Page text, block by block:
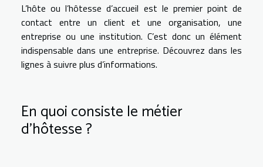
L’hôte ou l’hôtesse d’accueil est le premier point de
contact entre un client et une organisation, une
entreprise ou une institution. C’est donc un élément
indispensable dans une entreprise. Découvrez dans les
lignes à suivre plus d’informations.
En quoi consiste le métier
d’hôtesse ?